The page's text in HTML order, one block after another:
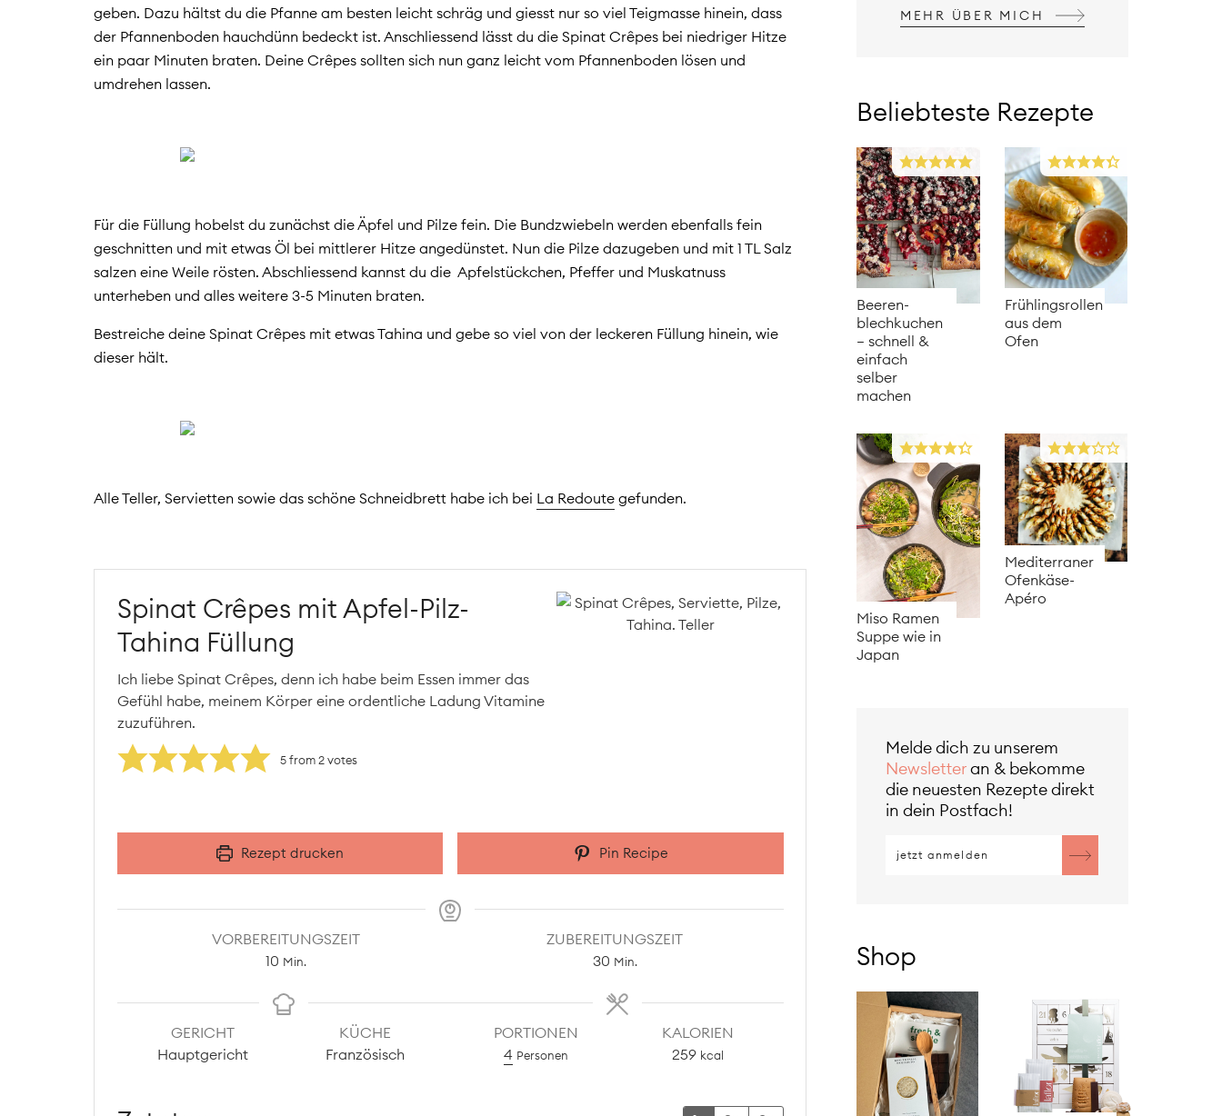
geben. Dazu hältst du die Pfanne am besten leicht schräg und giesst nur so viel Teigmasse hinein, dass
der Pfannenboden hauchdünn bedeckt ist. Anschliessend lässt du die Spinat Crêpes bei niedriger Hitze
ein paar Minuten braten. Deine Crêpes sollten sich nun ganz leicht vom Pfannenboden lösen und
umdrehen lassen.
Für die Füllung hobelst du zunächst die Äpfel und Pilze fein. Die Bundzwiebeln werden ebenfalls fein
geschnitten und mit etwas Öl bei mittlerer Hitze angedünstet. Nun die Pilze dazugeben und mit 1 TL Salz
salzen eine Weile rösten. Abschliessend kannst du die Apfelstückchen, Pfeffer und Muskatnuss
unterheben und alles weitere 3-5 Minuten braten.
Bestreiche deine Spinat Crêpes mit etwas Tahina und gebe so viel von der leckeren Füllung hinein, wie
dieser hält.
Alle Teller, Servietten sowie das schöne Schneidbrett habe ich bei La Redoute gefunden.
Spinat Crêpes mit Apfel-Pilz-
Tahina Füllung
Ich liebe Spinat Crêpes, denn ich habe beim Essen immer das
Gefühl habe, meinem Körper eine ordentliche Ladung Vitamine
zuzuführen.
5from2votes
Rezept drucken Pin Recipe
VORBEREITUNGSZEIT
10 Minuten
Min.
ZUBEREITUNGSZEIT
30Minuten
Min.
GERICHT
Hauptgericht
KÜCHE
Französisch
PORTIONEN
4 Personen
KALORIEN
259 kcal
MEHR ÜBER MICH
Beliebteste Rezepte
Beeren­
blechkuchen
– schnell &
einfach
selber
machen
Frühlingsrollen
aus dem
Ofen
Miso Ramen
Suppe wie in
Japan
Mediterraner
Ofenkäse-
Apéro
Melde dich zu unserem
Newsletteran & bekomme
die neuesten Rezepte direkt
in dein Postfach!
Shop